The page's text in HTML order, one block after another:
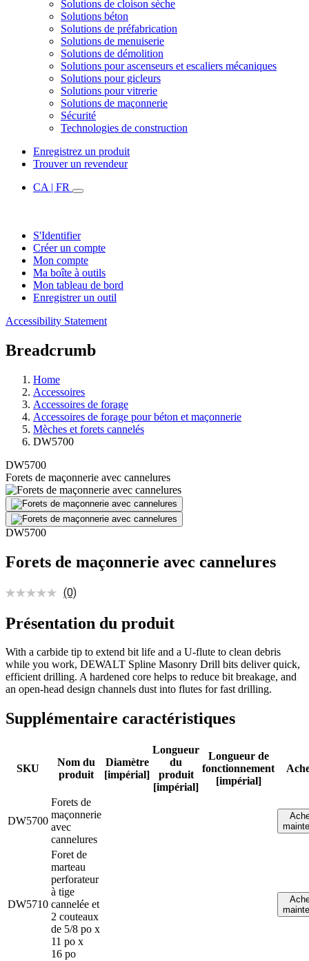
Solutions de cloison sèche
Solutions béton
Solutions de préfabrication
Solutions de menuiserie
Solutions de démolition
Solutions pour ascenseurs et escaliers mécaniques
Solutions pour gicleurs
Solutions pour vitrerie
Solutions de maçonnerie
Sécurité
Technologies de construction
Enregistrez un produit
Trouver un revendeur
CA | FR
S'Identifier
Créer un compte
Mon compte
Ma boîte à outils
Mon tableau de bord
Enregistrer un outil
Accessibility Statement
Breadcrumb
Home
Accessoires
Accessoires de forage
Accessoires de forage pour béton et maçonnerie
Mèches et forets cannelés
DW5700
DW5700
Forets de maçonnerie avec cannelures
DW5700
Forets de maçonnerie avec cannelures
(0)
Présentation du produit
With a carbide tip to extend bit life and a U-flute to clean debris
while you work, DEWALT Spline Masonry Drill bits deliver quick,
efficient drilling. A hardened core helps to reduce bit breakage, and
an open-head design channels dust into flutes for fast drilling.
Supplémentaire caractéristiques
SKU
Nom du
produit
Diamètre
[impérial]
Longueur
du
produit
[impérial]
Longueur de
fonctionnement
[impérial]
DW5700
Forets de
maçonnerie
avec
cannelures
DW5710
Foret de
marteau
perforateur
à tige
cannelée et
2 couteaux
de 5/8 po x
11 po x
16 po